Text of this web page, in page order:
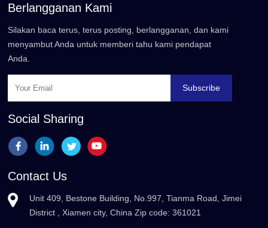
Berlangganan Kami
Silakan baca terus, terus posting, berlangganan, dan kami
menyambut Anda untuk memberi tahu kami pendapat
Anda.
Subscribe
Social Sharing
Contact Us
Unit 409, Bestone Building, No.997, Tianma Road, Jimei
District , Xiamen city, China Zip code: 361021